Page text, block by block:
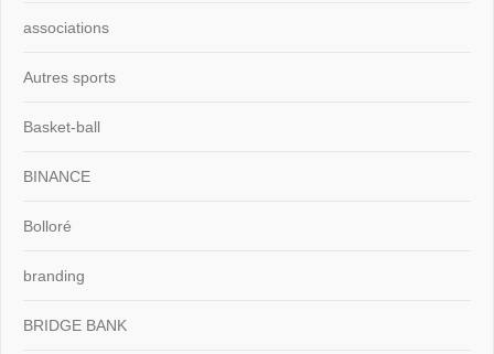
associations
Autres sports
Basket-ball
BINANCE
Bolloré
branding
BRIDGE BANK